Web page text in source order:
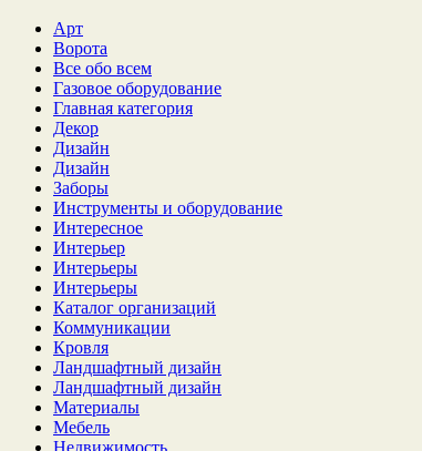
Арт
Ворота
Все обо всем
Газовое оборудование
Главная категория
Декор
Дизайн
Дизайн
Заборы
Инструменты и оборудование
Интересное
Интерьер
Интерьеры
Интерьеры
Каталог организаций
Коммуникации
Кровля
Ландшафтный дизайн
Ландшафтный дизайн
Материалы
Мебель
Недвижимость